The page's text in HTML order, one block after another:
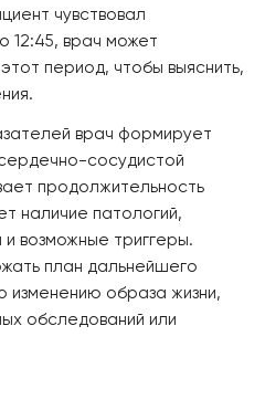
чувствовал
12:45, врач может
период, чтобы выяснить,
врач формирует
сосудистой
продолжительность
наличие патологий,
возможные триггеры.
план дальнейшего
изменению образа жизни,
обследований или